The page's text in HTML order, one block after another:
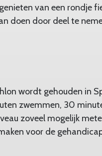
van een rondje
doen door deel te
wordt gehouden in
zwemmen, 30
zoveel mogelijk
voor de